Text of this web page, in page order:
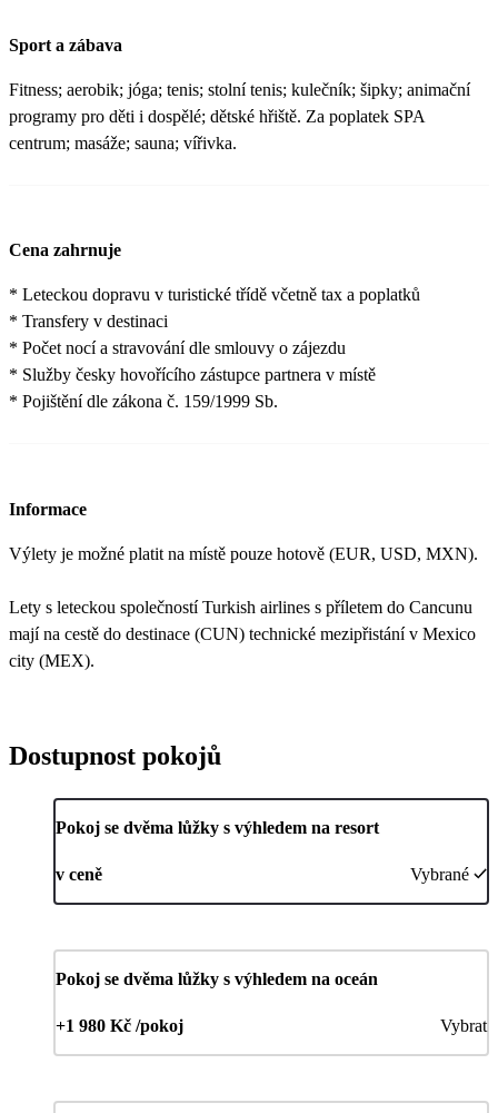
Sport a zábava
Fitness; aerobik; jóga; tenis; stolní tenis; kulečník; šipky; animační
programy pro děti i dospělé; dětské hřiště. Za poplatek SPA
centrum; masáže; sauna; vířivka.
Cena zahrnuje
* Leteckou dopravu v turistické třídě včetně tax a poplatků
* Transfery v destinaci
* Počet nocí a stravování dle smlouvy o zájezdu
* Služby česky hovořícího zástupce partnera v místě
* Pojištění dle zákona č. 159/1999 Sb.
Informace
Výlety je možné platit na místě pouze hotově (EUR, USD, MXN).
Lety s leteckou společností Turkish airlines s příletem do Cancunu
mají na cestě do destinace (CUN) technické mezipřistání v Mexico
city (MEX).
Dostupnost pokojů
Pokoj se dvěma lůžky s výhledem na resort
v ceně Vybrané
Pokoj se dvěma lůžky s výhledem na oceán
+1 980 Kč /pokoj Vybrat